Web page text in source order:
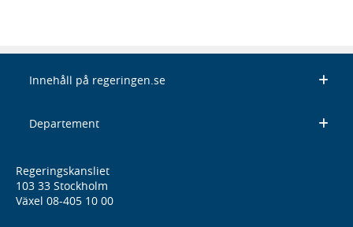
Innehåll på regeringen.se
Departement
Regeringskansliet
103 33 Stockholm
Växel 08-405 10 00